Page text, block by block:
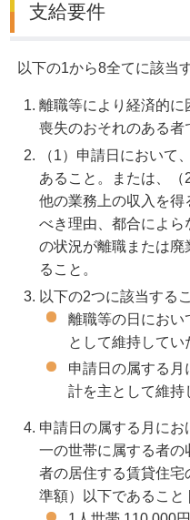
支給要件
以下の1から8全てに該当
離職等により経済的
喪失のおそれのある者
（1）申請日において
あること。または、
他の業務上の収入を
べき理由、都合によ
の状況が離職または
ること。
以下の2つに該当する
離職等の日におい
として維持してい
申請日の属する月
計を主として維持
申請日の属する月にお
一の世帯に属する者
者の居住する賃貸住
準額）以下であること